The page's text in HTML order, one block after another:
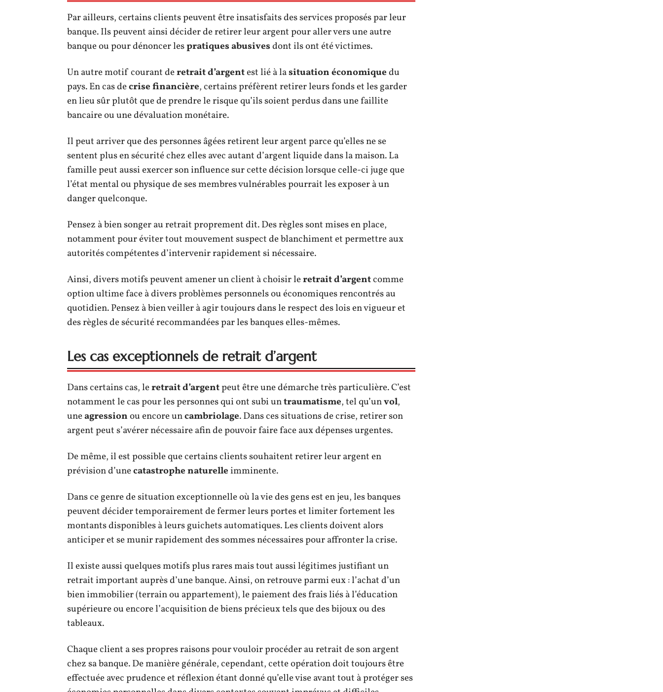
Par ailleurs, certains clients peuvent être insatisfaits des services proposés par leur
banque. Ils peuvent ainsi décider de retirer leur argent pour aller vers une autre
banque ou pour dénoncer lespratiques abusivesdont ils ont été victimes.
Un autre motif courant deretrait d’argentest lié à lasituation économiquedu
pays. En cas decrise financière, certains préfèrent retirer leurs fonds et les garder
en lieu sûr plutôt que de prendre le risque qu’ils soient perdus dans une faillite
bancaire ou une dévaluation monétaire.
Il peut arriver que des personnes âgées retirent leur argent parce qu’elles ne se
sentent plus en sécurité chez elles avec autant d’argent liquide dans la maison. La
famille peut aussi exercer son influence sur cette décision lorsque celle-ci juge que
l’état mental ou physique de ses membres vulnérables pourrait les exposer à un
danger quelconque.
Pensez à bien songer au retrait proprement dit. Des règles sont mises en place,
notamment pour éviter tout mouvement suspect de blanchiment et permettre aux
autorités compétentes d’intervenir rapidement si nécessaire.
Ainsi, divers motifs peuvent amener un client à choisir leretrait d’argentcomme
option ultime face à divers problèmes personnels ou économiques rencontrés au
quotidien. Pensez à bien veiller à agir toujours dans le respect des lois en vigueur et
des règles de sécurité recommandées par les banques elles-mêmes.
Les cas exceptionnels de retrait d’argent
Dans certains cas, leretrait d’argentpeut être une démarche très particulière. C’est
notamment le cas pour les personnes qui ont subi untraumatisme, tel qu’unvol,
uneagressionou encore uncambriolage. Dans ces situations de crise, retirer son
argent peut s’avérer nécessaire afin de pouvoir faire face aux dépenses urgentes.
De même, il est possible que certains clients souhaitent retirer leur argent en
prévision d’unecatastrophe naturelleimminente.
Dans ce genre de situation exceptionnelle où la vie des gens est en jeu, les banques
peuvent décider temporairement de fermer leurs portes et limiter fortement les
montants disponibles à leurs guichets automatiques. Les clients doivent alors
anticiper et se munir rapidement des sommes nécessaires pour affronter la crise.
Il existe aussi quelques motifs plus rares mais tout aussi légitimes justifiant un
retrait important auprès d’une banque. Ainsi, on retrouve parmi eux : l’achat d’un
bien immobilier (terrain ou appartement), le paiement des frais liés à l’éducation
supérieure ou encore l’acquisition de biens précieux tels que des bijoux ou des
tableaux.
Chaque client a ses propres raisons pour vouloir procéder au retrait de son argent
chez sa banque. De manière générale, cependant, cette opération doit toujours être
effectuée avec prudence et réflexion étant donné qu’elle vise avant tout à protéger ses